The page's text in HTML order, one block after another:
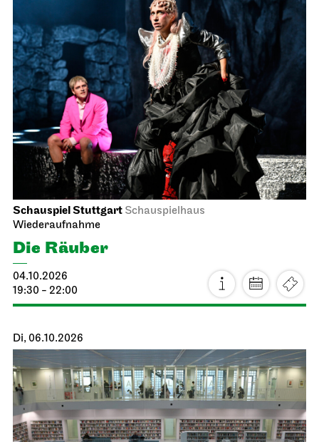
Schauspiel Stuttgart Schauspielhaus
Wiederaufnahme
Die Räuber
04.10.2026
19:30 - 22:00
Di, 06.10.2026